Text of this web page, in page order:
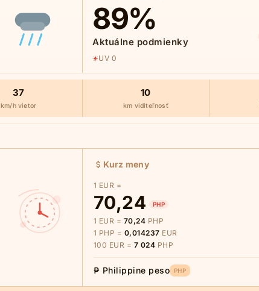
89%
Aktuálne podmienky
UV 0
37
km/h vietor
10
km viditeľnosť
Kurz meny
1 EUR =
70,24 PHP
1 EUR = 70,24 PHP
1 PHP = 0,014237 EUR
100 EUR = 7 024 PHP
₱ Philippine peso PHP